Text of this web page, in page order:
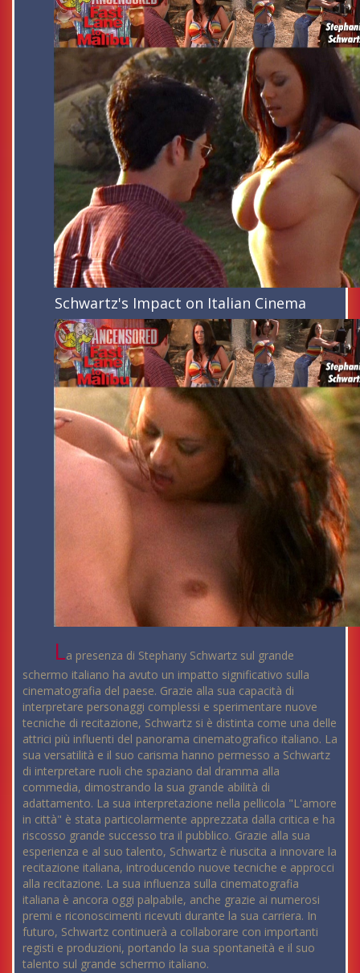
Schwartz's Impact on Italian Cinema
La presenza di Stephany Schwartz sul grande
schermo italiano ha avuto un impatto significativo sulla
cinematografia del paese. Grazie alla sua capacità di
interpretare personaggi complessi e sperimentare nuove
tecniche di recitazione, Schwartz si è distinta come una delle
attrici più influenti del panorama cinematografico italiano. La
sua versatilità e il suo carisma hanno permesso a Schwartz
di interpretare ruoli che spaziano dal dramma alla
commedia, dimostrando la sua grande abilità di
adattamento. La sua interpretazione nella pellicola "L'amore
in città" è stata particolarmente apprezzata dalla critica e ha
riscosso grande successo tra il pubblico. Grazie alla sua
esperienza e al suo talento, Schwartz è riuscita a innovare la
recitazione italiana, introducendo nuove tecniche e approcci
alla recitazione. La sua influenza sulla cinematografia
italiana è ancora oggi palpabile, anche grazie ai numerosi
premi e riconoscimenti ricevuti durante la sua carriera. In
futuro, Schwartz continuerà a collaborare con importanti
registi e produzioni, portando la sua spontaneità e il suo
talento sul grande schermo italiano.